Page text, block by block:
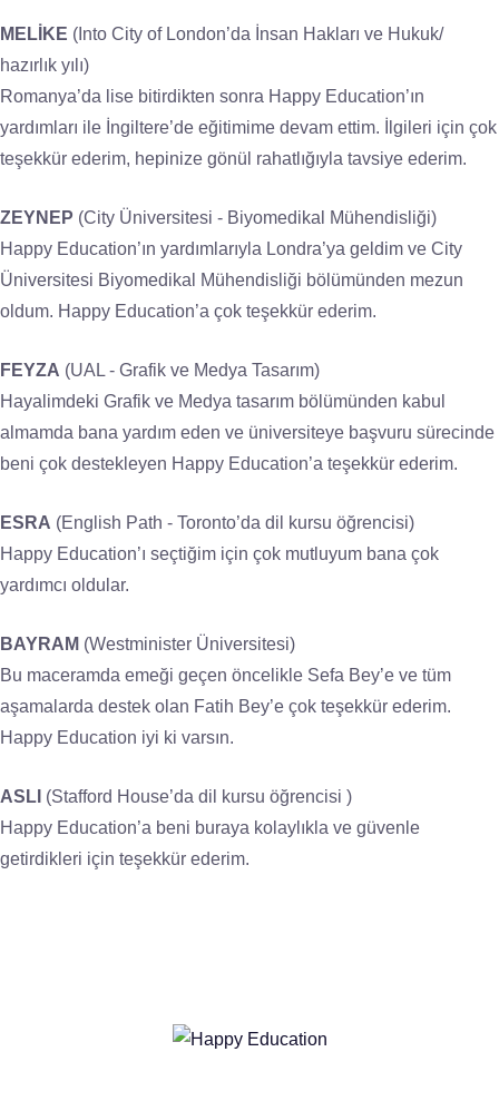
MELİKE (Into City of London’da İnsan Hakları ve Hukuk/
hazırlık yılı)
Romanya’da lise bitirdikten sonra Happy Education’ın
yardımları ile İngiltere’de eğitimime devam ettim. İlgileri için çok
teşekkür ederim, hepinize gönül rahatlığıyla tavsiye ederim.
ZEYNEP (City Üniversitesi - Biyomedikal Mühendisliği)
Happy Education’ın yardımlarıyla Londra’ya geldim ve City
Üniversitesi Biyomedikal Mühendisliği bölümünden mezun
oldum. Happy Education’a çok teşekkür ederim.
FEYZA (UAL - Grafik ve Medya Tasarım)
Hayalimdeki Grafik ve Medya tasarım bölümünden kabul
almamda bana yardım eden ve üniversiteye başvuru sürecinde
beni çok destekleyen Happy Education’a teşekkür ederim.
ESRA (English Path - Toronto’da dil kursu öğrencisi)
Happy Education’ı seçtiğim için çok mutluyum bana çok
yardımcı oldular.
BAYRAM (Westminister Üniversitesi)
Bu maceramda emeği geçen öncelikle Sefa Bey’e ve tüm
aşamalarda destek olan Fatih Bey’e çok teşekkür ederim.
Happy Education iyi ki varsın.
ASLI (Stafford House’da dil kursu öğrencisi )
Happy Education’a beni buraya kolaylıkla ve güvenle
getirdikleri için teşekkür ederim.